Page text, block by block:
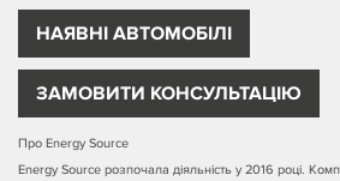
НАЯВНІ АВТОМОБІЛІ
ЗАМОВИТИ КОНСУЛЬТАЦІЮ
Про Energy Source
Energy Source розпочала діяльність у 2016 році.